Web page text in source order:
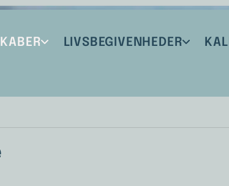
LIVSBEGIVENHEDER